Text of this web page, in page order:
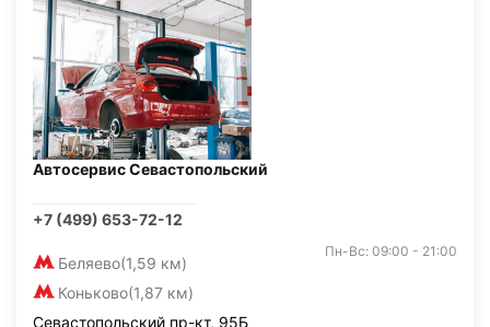
Автосервис Севастопольский
+7 (499) 653-72-12
Беляево(1,59 км)
Коньково(1,87 км)
Пн-Вс: 09:00 - 21:00
Севастопольский пр-кт, 95Б